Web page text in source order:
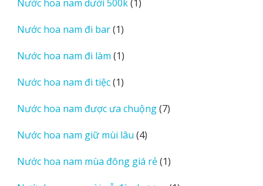
Nước hoa nam dưới 500k 11
Nước hoa nam đi bar 11
phẩm
Nước hoa nam đi làm 11
phẩm
Nước hoa nam đi tiệc 11
phẩm
Nước hoa nam được ưa chuộng 77
Nước hoa nam giữ mùi lâu 44
phẩm
Nước hoa nam mùa đông giá rẻ 11